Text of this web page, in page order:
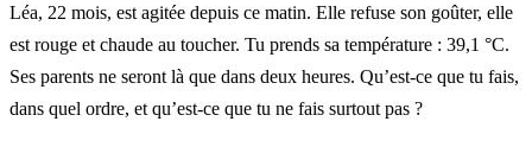
Léa, 22 mois, est agitée depuis ce matin. Elle refuse son goûter, elle
est rouge et chaude au toucher. Tu prends sa température : 39,1 °C.
Ses parents ne seront là que dans deux heures. Qu’est-ce que tu fais,
dans quel ordre, et qu’est-ce que tu ne fais surtout pas ?